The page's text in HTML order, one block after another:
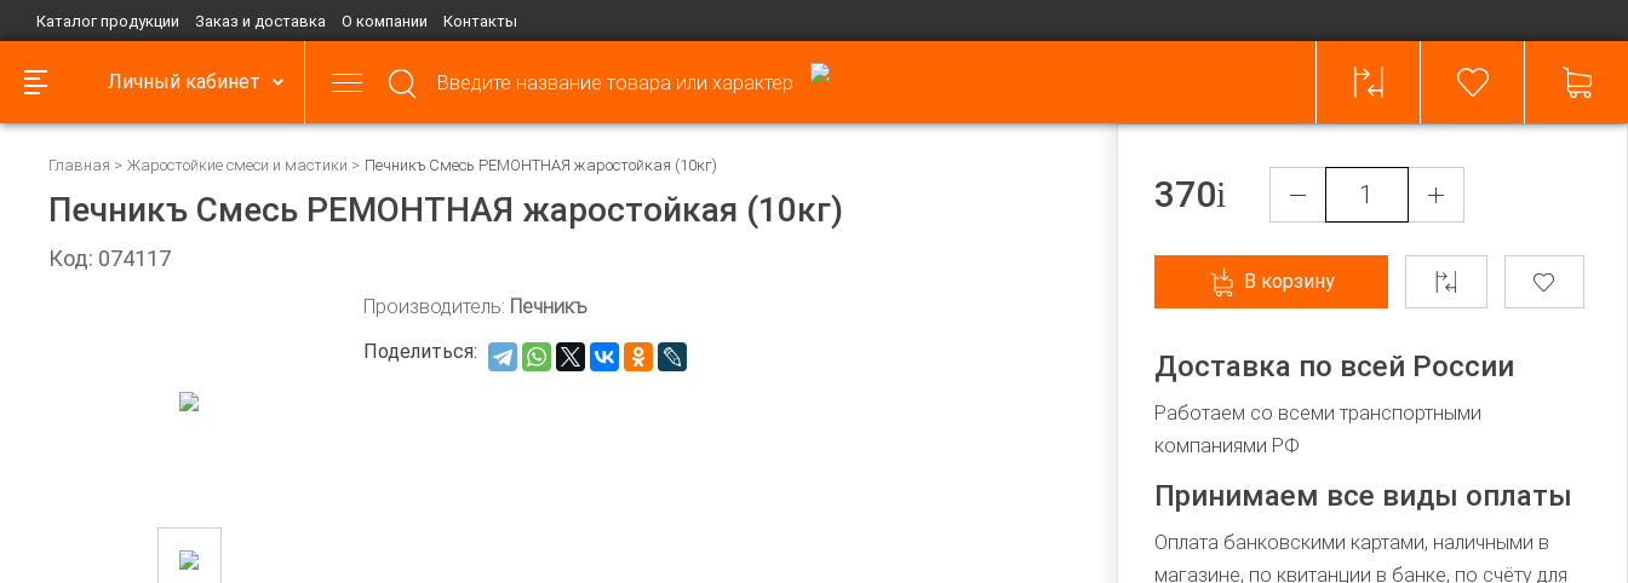
Каталог продукции Заказ и доставка О компании Контакты
Личный кабинет
Главная Жаростойкие смеси и мастики Печникъ Смесь РЕМОНТНАЯ жаростойкая (10кг)
Печникъ Смесь РЕМОНТНАЯ жаростойкая (10кг)
Код: 074117
Производитель: Печникъ
Поделиться:
370
В корзину
Доставка по всей России
Работаем со всеми транспортными
компаниями РФ
Принимаем все виды оплаты
Оплата банковскими картами, наличными в
магазине, по квитанции в банке, по счёту для